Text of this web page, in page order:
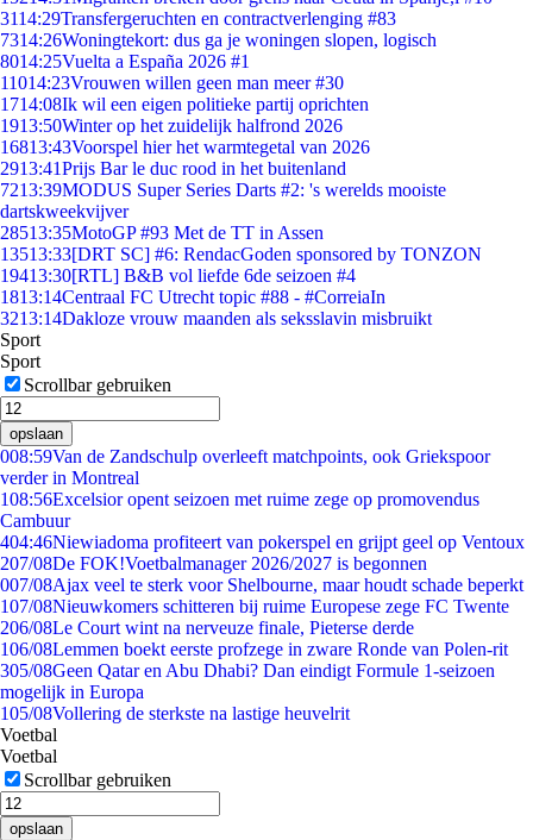
3114:29Transfergeruchten en contractverlenging #83
7314:26Woningtekort: dus ga je woningen slopen, logisch
8014:25Vuelta a España 2026 #1
11014:23Vrouwen willen geen man meer #30
1714:08Ik wil een eigen politieke partij oprichten
1913:50Winter op het zuidelijk halfrond 2026
16813:43Voorspel hier het warmtegetal van 2026
2913:41Prijs Bar le duc rood in het buitenland
7213:39MODUS Super Series Darts #2: 's werelds mooiste
dartskweekvijver
28513:35MotoGP #93 Met de TT in Assen
13513:33[DRT SC] #6: RendacGoden sponsored by TONZON
19413:30[RTL] B&B vol liefde 6de seizoen #4
1813:14Centraal FC Utrecht topic #88 - #CorreiaIn
3213:14Dakloze vrouw maanden als seksslavin misbruikt
Sport
Sport
Scrollbar gebruiken
opslaan
008:59Van de Zandschulp overleeft matchpoints, ook Griekspoor
verder in Montreal
108:56Excelsior opent seizoen met ruime zege op promovendus
Cambuur
404:46Niewiadoma profiteert van pokerspel en grijpt geel op Ventoux
207/08De FOK!Voetbalmanager 2026/2027 is begonnen
007/08Ajax veel te sterk voor Shelbourne, maar houdt schade beperkt
107/08Nieuwkomers schitteren bij ruime Europese zege FC Twente
206/08Le Court wint na nerveuze finale, Pieterse derde
106/08Lemmen boekt eerste profzege in zware Ronde van Polen-rit
305/08Geen Qatar en Abu Dhabi? Dan eindigt Formule 1-seizoen
mogelijk in Europa
105/08Vollering de sterkste na lastige heuvelrit
Voetbal
Voetbal
Scrollbar gebruiken
opslaan